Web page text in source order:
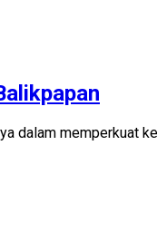
dalam memperkuat